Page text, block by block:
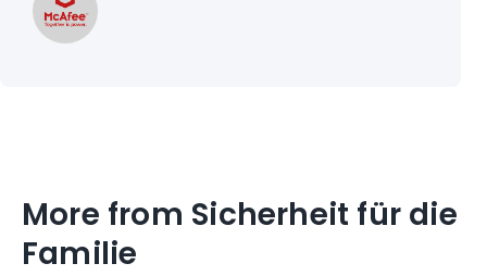
More from Sicherheit für die
Familie